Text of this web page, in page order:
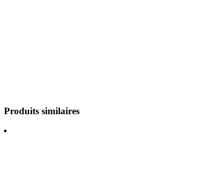
Produits similaires